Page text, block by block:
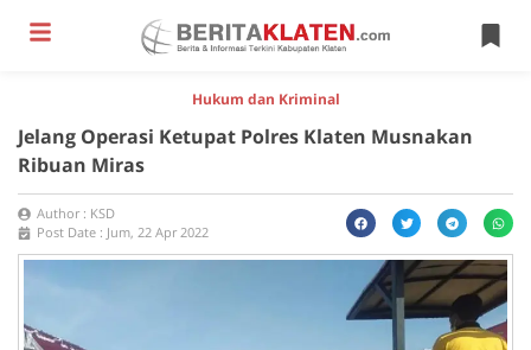
Hukum dan Kriminal
Jelang Operasi Ketupat Polres Klaten Musnakan
Ribuan Miras
Author : KSD
Post Date : Jum, 22 Apr 2022